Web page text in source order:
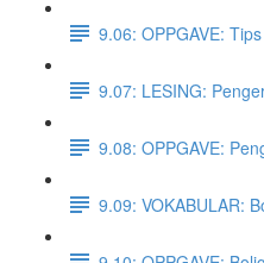
9.06: OPPGAVE:
9.07: LESING:
9.08: OPPGAVE:
9.09: VOKABULAR: